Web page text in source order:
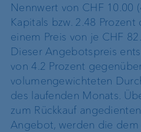
Nennwert von CHF 10.00
Kapitals bzw. 2.48
einem Preis von je CHF
Dieser Angebotspreis
von 4.2 Prozent
volumengewichteten
des laufenden Monats.
zum Rückkauf
Angebot, werden die